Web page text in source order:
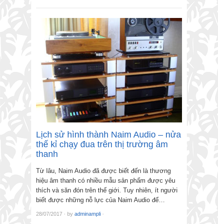
Lịch sử hình thành Naim Audio – nửa
thế kỉ chạy đua trên thị trường âm
thanh
Từ lâu, Naim Audio đã được biết đến là thương
hiệu âm thanh có nhiều mẫu sản phẩm được yêu
thích và săn đón trên thế giới. Tuy nhiên, ít người
biết được những nỗ lực của Naim Audio để…
28/07/2017 · by adminampli ·